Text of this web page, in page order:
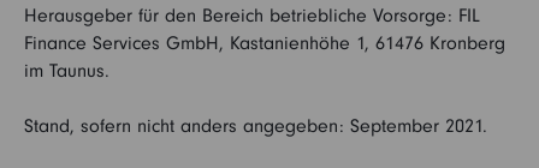
Herausgeber für den Bereich betriebliche Vorsorge: FIL
Finance Services GmbH, Kastanienhöhe 1, 61476 Kronberg
im Taunus.
Stand, sofern nicht anders angegeben: September 2021.